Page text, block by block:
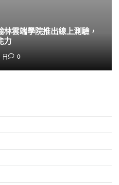
雲端學院推出線上測驗，
力
0